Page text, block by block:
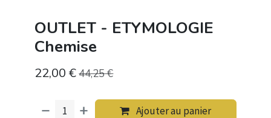
OUTLET - ETYMOLOGIE
Chemise
22,00 €44,25€
Ajouter au panier